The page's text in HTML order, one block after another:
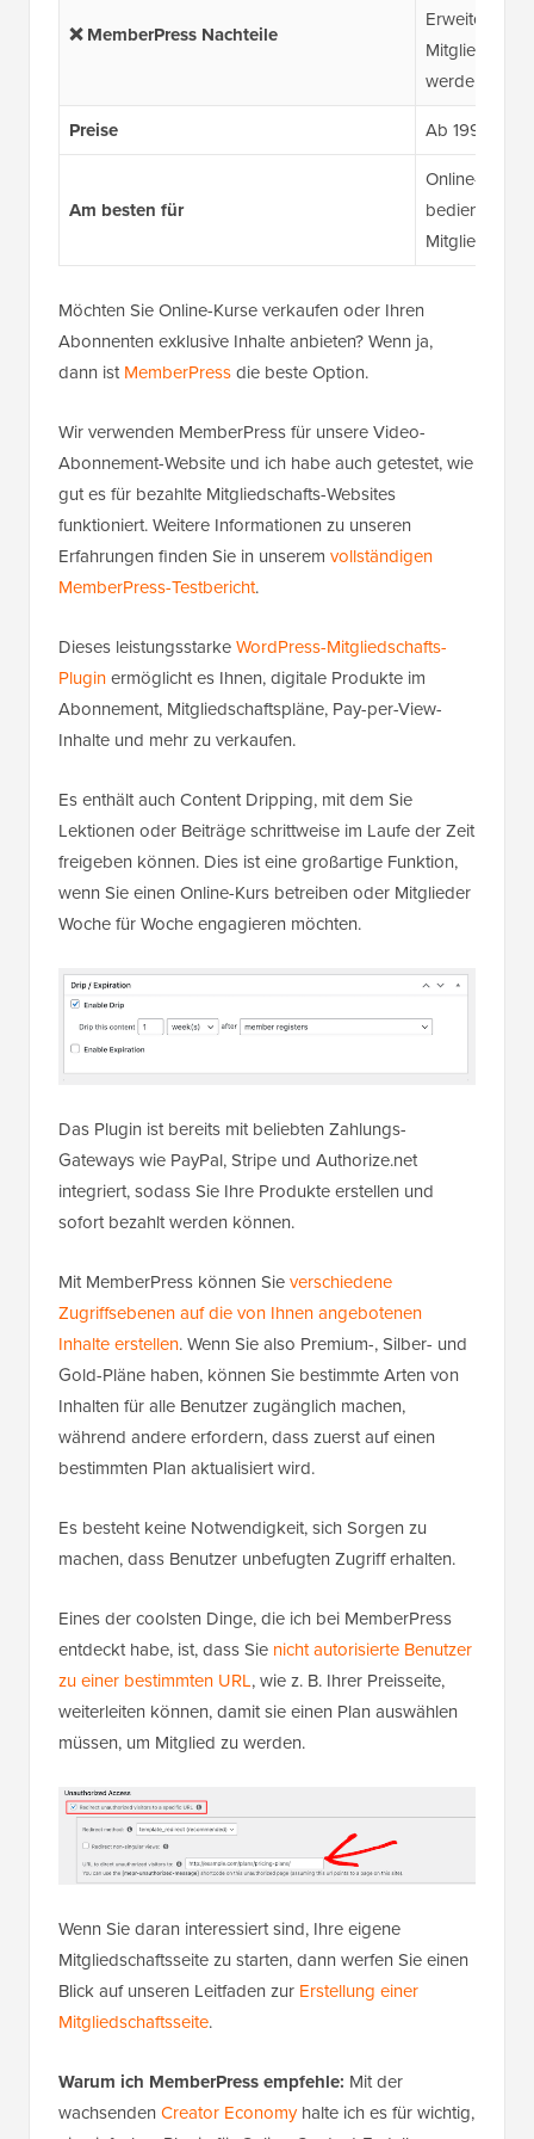
❌ MemberPress Nachteile
werden
Preise Ab 199,50 $/
Am besten für
Online-
bedienende
Möchten Sie Online-Kurse verkaufen oder Ihren
Abonnenten exklusive Inhalte anbieten? Wenn ja,
dann istMemberPressdie beste Option.
Wir verwenden MemberPress für unsere Video-
Abonnement-Website und ich habe auch getestet, wie
gut es für bezahlte Mitgliedschafts-Websites
funktioniert. Weitere Informationen zu unseren
Erfahrungen finden Sie in unserem vollständigen
MemberPress-Testbericht.
Dieses leistungsstarkeWordPress-Mitgliedschafts-
Pluginermöglicht es Ihnen, digitale Produkte im
Abonnement, Mitgliedschaftspläne, Pay-per-View-
Inhalte und mehr zu verkaufen.
Es enthält auch Content Dripping, mit dem Sie
Lektionen oder Beiträge schrittweise im Laufe der Zeit
freigeben können. Dies ist eine großartige Funktion,
wenn Sie einen Online-Kurs betreiben oder Mitglieder
Woche für Woche engagieren möchten.
Das Plugin ist bereits mit beliebten Zahlungs-
Gateways wie PayPal, Stripe und Authorize.net
integriert, sodass Sie Ihre Produkte erstellen und
sofort bezahlt werden können.
Mit MemberPress können Sieverschiedene
Zugriffsebenen auf die von Ihnen angebotenen
Inhalte erstellen. Wenn Sie also Premium-, Silber- und
Gold-Pläne haben, können Sie bestimmte Arten von
Inhalten für alle Benutzer zugänglich machen,
während andere erfordern, dass zuerst auf einen
bestimmten Plan aktualisiert wird.
Es besteht keine Notwendigkeit, sich Sorgen zu
machen, dass Benutzer unbefugten Zugriff erhalten.
Eines der coolsten Dinge, die ich bei MemberPress
entdeckt habe, ist, dass Sie nicht autorisierte Benutzer
zu einer bestimmten URL, wie z. B. Ihrer Preisseite,
weiterleiten können, damit sie einen Plan auswählen
müssen, um Mitglied zu werden.
Wenn Sie daran interessiert sind, Ihre eigene
Mitgliedschaftsseite zu starten, dann werfen Sie einen
Blick auf unseren Leitfaden zur Erstellung einer
Mitgliedschaftsseite.
Warum ich MemberPress empfehle: Mit der
wachsenden Creator Economyhalte ich es für wichtig,